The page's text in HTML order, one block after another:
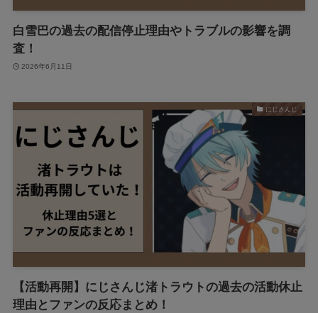
白雪巴の過去の配信停止理由やトラブルの影響を調
査！
2026年6月11日
にじさんじ
【活動再開】にじさんじ渚トラウトの過去の活動休止
理由とファンの反応まとめ！